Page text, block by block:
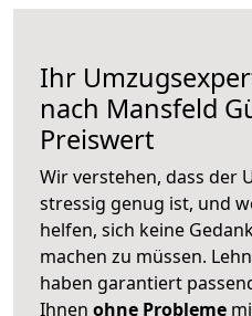
Ihr
nach Mansfeld
Preiswert
Wir verstehen, dass der
stressig genug ist, und
helfen, sich keine
machen zu müssen.
haben garantiert
Ihnen ohne Probleme